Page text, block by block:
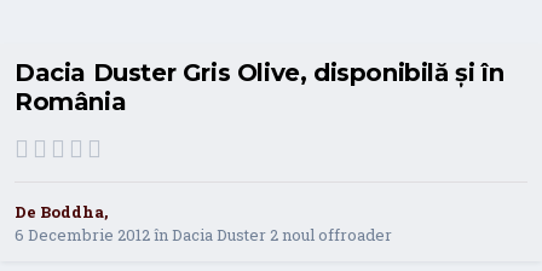
Dacia Duster Gris Olive, disponibilă şi în
România
De Boddha,
6 Decembrie 2012înDacia Duster 2 noul offroader